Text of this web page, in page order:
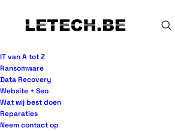
IT van A tot Z
Ransomware
Data Recovery
Website + Seo
Wat wij best doen
Reparaties
Neem contact op
Een nieuwe site laten bouwen
afgerond project. Live zetten,
klaar. In de praktijk begint het werk